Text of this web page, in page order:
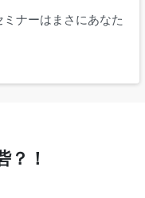
ナーはまさにあなた
？！